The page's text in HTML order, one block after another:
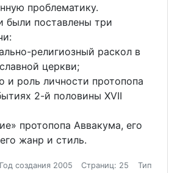
проблематику.
были поставлены три
религиозный раскол в
церкви;
и роль личности протопопа
2-й половины XVII
протопопа Аввакума, его
жанр и стиль.
Год создания 2005 Страниц: 25 Тип